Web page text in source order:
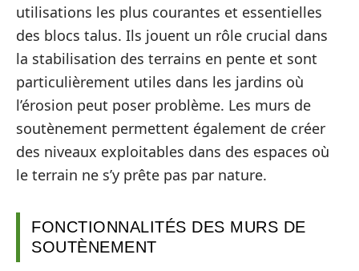
utilisations les plus courantes et essentielles
des blocs talus. Ils jouent un rôle crucial dans
la stabilisation des terrains en pente et sont
particulièrement utiles dans les jardins où
l’érosion peut poser problème. Les murs de
soutènement permettent également de créer
des niveaux exploitables dans des espaces où
le terrain ne s’y prête pas par nature.
FONCTIONNALITÉS DES MURS DE
SOUTÈNEMENT